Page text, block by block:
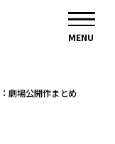
劇場公開作まとめ